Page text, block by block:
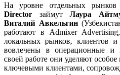
На уровне отдельных
Director займутЛаура
Виталий Авкельгин
работают в Admixer
локальных рынков, клиентов
вовлечены в операционные и
своей работе они уделяют
ключевыми клиентами,